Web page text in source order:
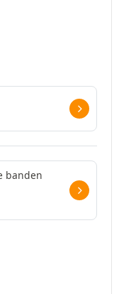
banden